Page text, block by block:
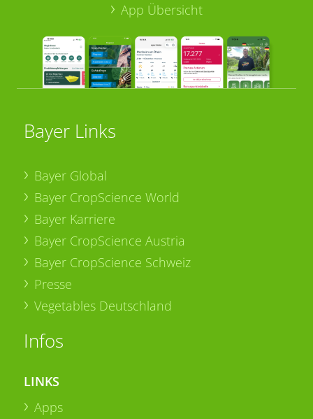
App Übersicht
Bayer Links
Bayer Global
Bayer CropScience World
Bayer Karriere
Bayer CropScience Austria
Bayer CropScience Schweiz
Presse
Vegetables Deutschland
Infos
LINKS
Apps